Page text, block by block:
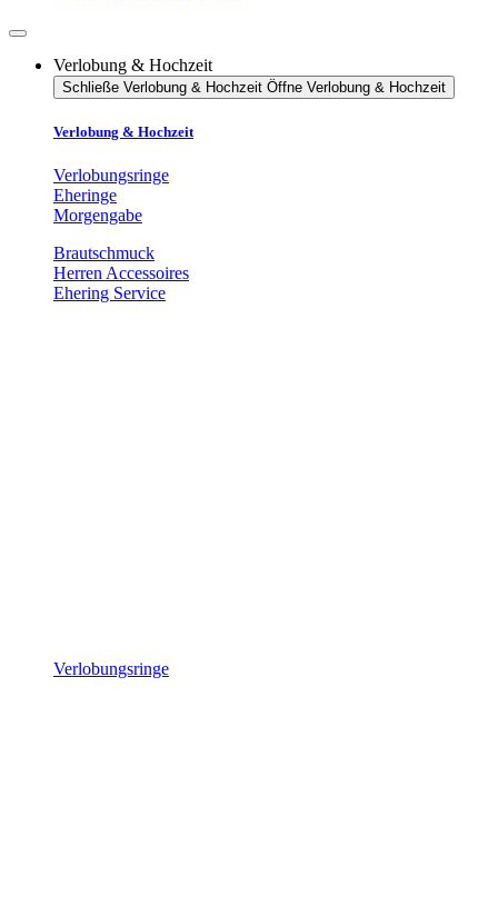
Verlobung & Hochzeit
Schließe Verlobung & Hochzeit Öffne Verlobung & Hochzeit
Verlobung & Hochzeit
Verlobungsringe
Eheringe
Morgengabe
Brautschmuck
Herren Accessoires
Ehering Service
Verlobungsringe